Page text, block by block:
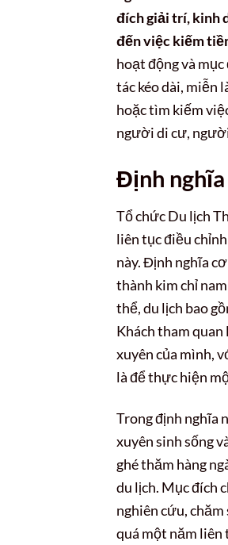
đích giải trí, kinh
đến việc kiếm
hoạt động và
tác kéo dài, miễn
hoặc tìm kiếm
người di cư,
Định
Tổ chức Du lịch
liên tục điều chỉnh
này. Định nghĩa
thành kim chỉ
thể, du lịch bao
Khách tham
xuyên của mình,
là để thực hiện
Trong định nghĩa
xuyên sinh sống
ghé thăm hàng
du lịch. Mục đích
nghiên cứu,
quá một năm liên